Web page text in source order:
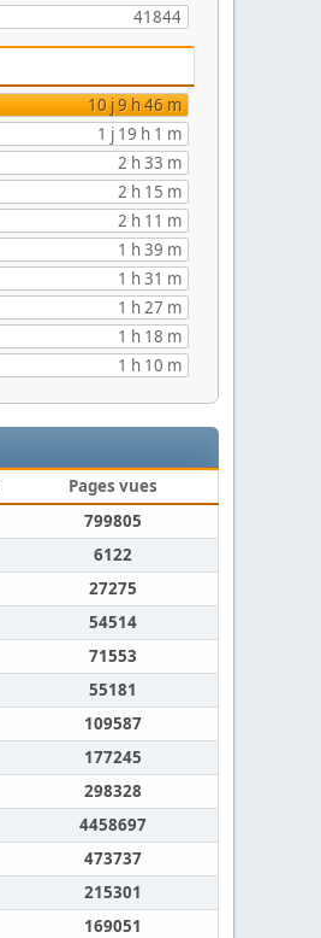
41844
10 j 9 h 46 m
1 j 19 h 1 m
2 h 33 m
2 h 15 m
2 h 11 m
1 h 39 m
1 h 31 m
1 h 27 m
1 h 18 m
1 h 10 m
Pages vues
799805
6122
27275
54514
71553
55181
109587
177245
298328
4458697
473737
215301
169051